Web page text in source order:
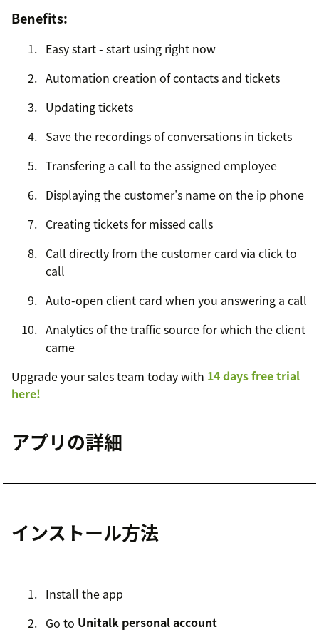
Benefits:
Easy start - start using right now
Automation creation of contacts and tickets
Updating tickets
Save the recordings of conversations in tickets
Transfering a call to the assigned employee
Displaying the customer's name on the ip phone
Creating tickets for missed calls
Call directly from the customer card via click to
call
Auto-open client card when you answering a call
Analytics of the traffic source for which the client
came
Upgrade your sales team today with 14 days free trial
here!
アプリの詳細
インストール方法
Install the app
Go to Unitalk personal account